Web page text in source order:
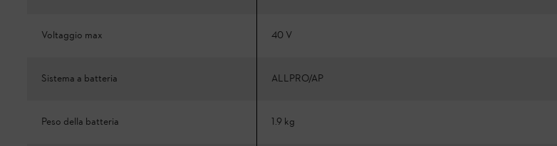
Voltaggio max 40 V
Sistema a batteria ALLPRO/AP
Peso della batteria 1.9 kg